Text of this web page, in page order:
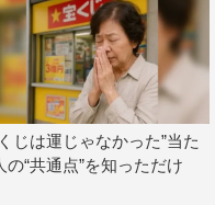
もの空き缶を結び付け
カランカラン♪」と幸
ブライダルカーがデザイ
じは運じゃなかった”当た
の“共通点”を知っただけ